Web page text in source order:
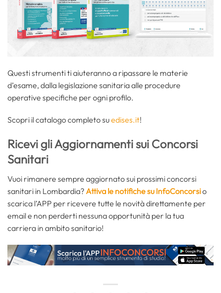
Questi strumenti ti aiuteranno a ripassare le materie
d’esame, dalla legislazione sanitaria alle procedure
operative specifiche per ogni profilo.
Scopri il catalogo completo suedises.it!
Ricevi gli Aggiornamenti sui Concorsi
Sanitari
Vuoi rimanere sempre aggiornato sui prossimi concorsi
sanitari in Lombardia?Attiva le notifiche su InfoConcorsio
scarica l’APP per ricevere tutte le novità direttamente per
email e non perderti nessuna opportunità per la tua
carriera in ambito sanitario!